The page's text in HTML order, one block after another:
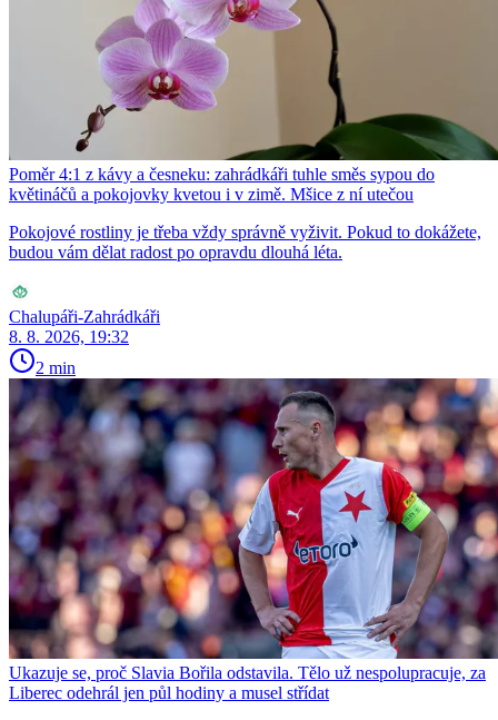
Poměr 4:1 z kávy a česneku: zahrádkáři tuhle směs sypou do
květináčů a pokojovky kvetou i v zimě. Mšice z ní utečou
Pokojové rostliny je třeba vždy správně vyživit. Pokud to dokážete,
budou vám dělat radost po opravdu dlouhá léta.
Chalupáři-Zahrádkáři
8. 8. 2026, 19:32
2 min
Ukazuje se, proč Slavia Bořila odstavila. Tělo už nespolupracuje, za
Liberec odehrál jen půl hodiny a musel střídat